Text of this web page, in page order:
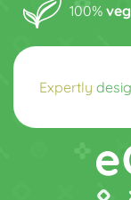
100%
Expertly